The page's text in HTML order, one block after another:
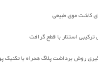
کاشت موی طبیعی
استتار با قطع گرافت
روش برداشت پلاگ همراه با تکنیک